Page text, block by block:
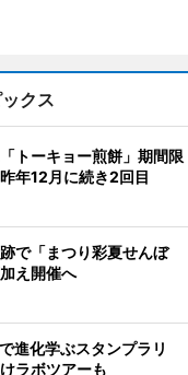
クス
トーキョー煎餅」期間限
年12月に続き2回目
で「まつり彩夏せんぼ
え開催へ
進化学ぶスタンプラリ
ラボツアーも